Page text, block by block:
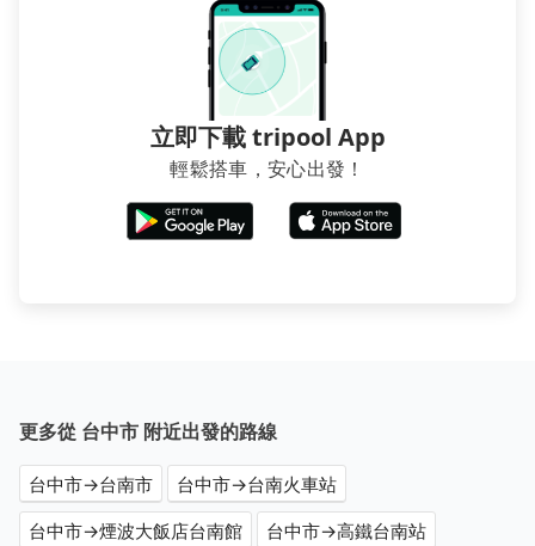
立即下載 tripool App
輕鬆搭車，安心出發！
更多從 台中市 附近出發的路線
台中市→台南市
台中市→台南火車站
台中市→煙波大飯店台南館
台中市→高鐵台南站